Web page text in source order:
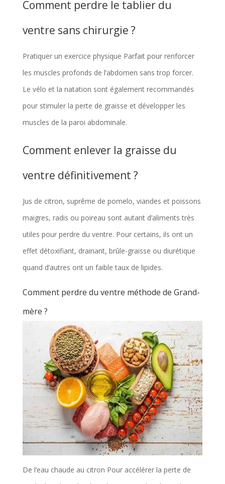
Comment perdre le tablier du
ventre sans chirurgie ?
Pratiquer un exercice physique Parfait pour renforcer
les muscles profonds de l’abdomen sans trop forcer.
Le vélo et la natation sont également recommandés
pour stimuler la perte de graisse et développer les
muscles de la paroi abdominale.
Comment enlever la graisse du
ventre définitivement ?
Jus de citron, suprême de pomelo, viandes et poissons
maigres, radis ou poireau sont autant d’aliments très
utiles pour perdre du ventre. Pour certains, ils ont un
effet détoxifiant, drainant, brûle-graisse ou diurétique
quand d’autres ont un faible taux de lipides.
Comment perdre du ventre méthode de Grand-
mère ?
De l’eau chaude au citron Pour accélérer la perte de